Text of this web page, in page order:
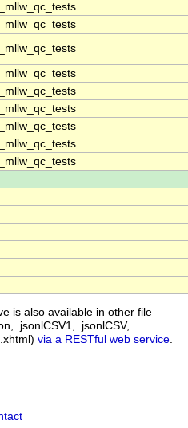
is also available in other file
.jsonlCSV1, .jsonlCSV,
via a RESTful web service